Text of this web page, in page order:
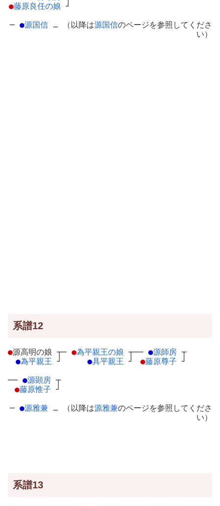
●藤原良任の娘 ┘
─ ●源国信 … （以降は源国信のページを参照してくださ
い）
系譜12
●源高明の娘 ┬
●為平親王 ┘
─ ●為平親王の娘 ┬
●具平親王 ┘
── ●源師房 ┬
●藤原尊子 ┘
── ●源顕房 ┬
●藤原惟子 ┘
─ ●源雅兼 … （以降は源雅兼のページを参照してくださ
い）
系譜13